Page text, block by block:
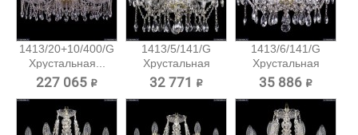
1413/20+10/400/G
Хрустальная...
227 065 ₽
1413/5/141/G
Хрустальная
подвесная...
32 771 ₽
1413/6/141/G
Хрустальная
подвесная...
35 886 ₽